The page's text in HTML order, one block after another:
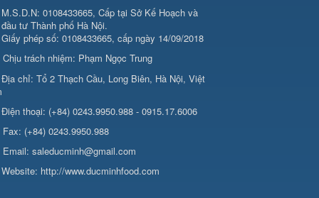
M.S.D.N: 0108433665, Cấp tại Sở Kế Hoạch và
đầu tư Thành phố Hà Nội.
Giấy phép số: 0108433665, cấp ngày 14/09/2018
Chịu trách nhiệm: Phạm Ngọc Trung
Địa chỉ: Tổ 2 Thạch Cầu, Long Biên, Hà Nội, Việt
Điện thoại: (+84) 0243.9950.988 - 0915.17.6006
Fax: (+84) 0243.9950.988
Email: saleducminh@gmail.com
Website: http://www.ducminhfood.com